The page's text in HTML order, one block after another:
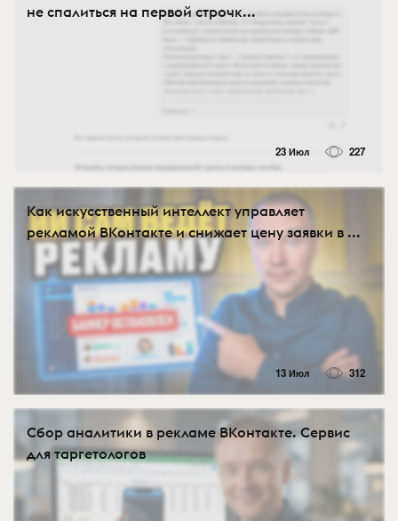
не спалиться на первой строчк...
23 Июл 227
Как искусственный интеллект управляет
рекламой ВКонтакте и снижает цену заявки в ...
13 Июл 312
Сбор аналитики в рекламе ВКонтакте. Сервис
для таргетологов